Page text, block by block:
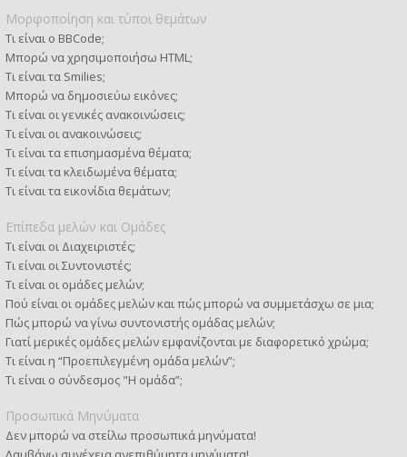
Μορφοποίηση και τύποι θεμάτων
Τι είναι ο BBCode;
Μπορώ να χρησιμοποιήσω HTML;
Τι είναι τα Smilies;
Μπορώ να δημοσιεύω εικόνες;
Τι είναι οι γενικές ανακοινώσεις;
Τι είναι οι ανακοινώσεις;
Τι είναι τα επισημασμένα θέματα;
Τι είναι τα κλειδωμένα θέματα;
Τι είναι τα εικονίδια θεμάτων;
Επίπεδα μελών και Ομάδες
Τι είναι οι Διαχειριστές;
Τι είναι οι Συντονιστές;
Τι είναι οι ομάδες μελών;
Πού είναι οι ομάδες μελών και πώς μπορώ να συμμετάσχω σε μια;
Πώς μπορώ να γίνω συντονιστής ομάδας μελών;
Γιατί μερικές ομάδες μελών εμφανίζονται με διαφορετικό χρώμα;
Τι είναι η “Προεπιλεγμένη ομάδα μελών”;
Τι είναι ο σύνδεσμος "Η ομάδα”;
Προσωπικά Μηνύματα
Δεν μπορώ να στείλω προσωπικά μηνύματα!